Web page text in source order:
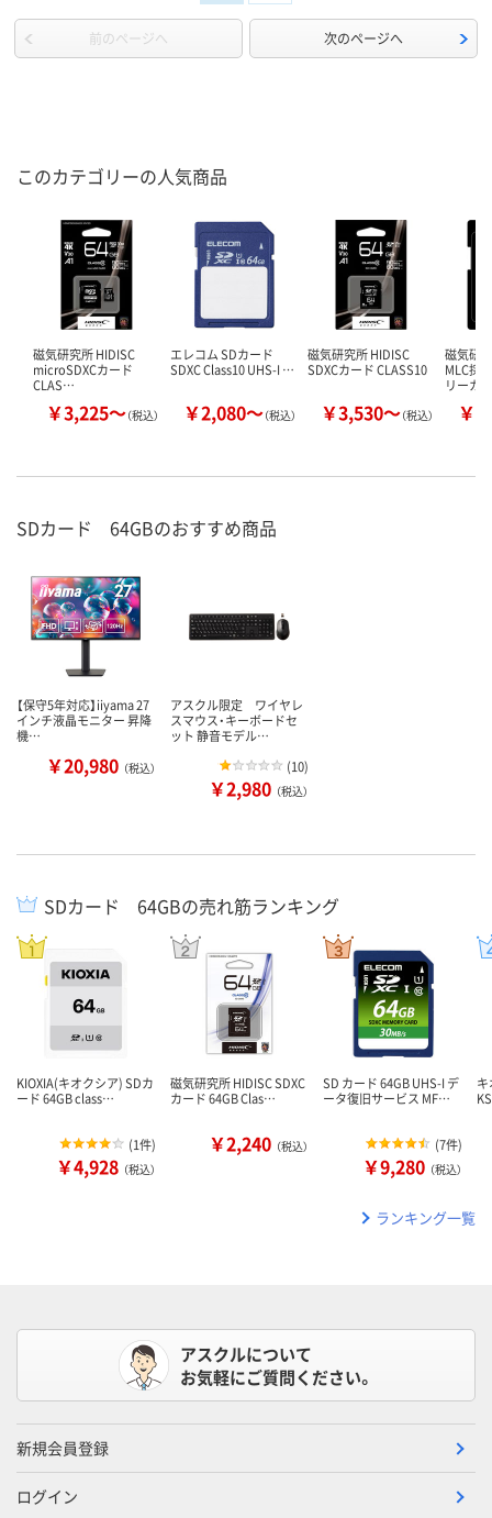
前のページへ 次のページへ
このカテゴリーの人気商品
磁気研究所 HIDISC
microSDXCカード
CLAS…
￥3,225～（税込）
エレコム SDカード
SDXC Class10 UHS-I …
￥2,080～（税込）
磁気研究所 HIDISC
SDXCカード CLASS10
￥3,530～（税込）
磁気研
MLC採
リーカ
￥
SDカード 64GBのおすすめ商品
【保守5年対応】iiyama 27
インチ液晶モニター 昇降
機…
￥20,980 （税込）
アスクル限定 ワイヤレ
スマウス・キーボードセ
ット 静音モデル…
(10)
￥2,980 （税込）
SDカード 64GBの売れ筋ランキング
KIOXIA(キオクシア) SDカ
ード 64GB class…
(1件)
￥4,928 （税込）
磁気研究所 HIDISC SDXC
カード 64GB Clas…
￥2,240 （税込）
SD カード 64GB UHS-I デ
ータ復旧サービス MF…
(7件)
￥9,280 （税込）
ランキング一覧
アスクルについて
お気軽にご質問ください。
新規会員登録
ログイン